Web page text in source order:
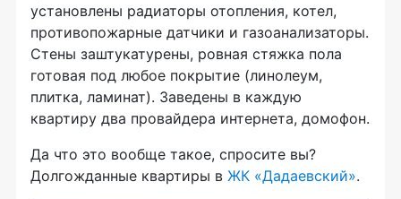
установлены радиаторы отопления, котел,
противопожарные датчики и газоанализаторы.
Стены заштукатурены, ровная стяжка пола
готовая под любое покрытие (линолеум,
плитка, ламинат). Заведены в каждую
квартиру два провайдера интернета, домофон.
Да что это вообще такое, спросите вы?
Долгожданные квартиры в ЖК «Дадаевский».